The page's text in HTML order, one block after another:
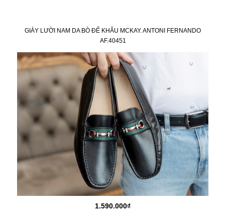
GIÀY LƯỜI NAM DA BÒ ĐẾ KHÂU MCKAY. ANTONI FERNANDO
AF.40451
1.590.000₫